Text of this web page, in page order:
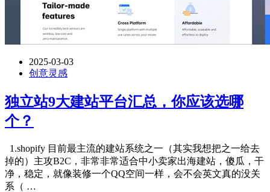
2025-03-03
创意灵感
独立站9大建站平台汇总，你应该选哪
个？
1.shopify 目前最主流的建站系统之一（其实我想把之一给去
掉的）主攻B2C，非常非常适合中小卖家出海建站，傻瓜，干
净，稳定，就像装修一个QQ空间一样，会不会英文真的没关
系（ …